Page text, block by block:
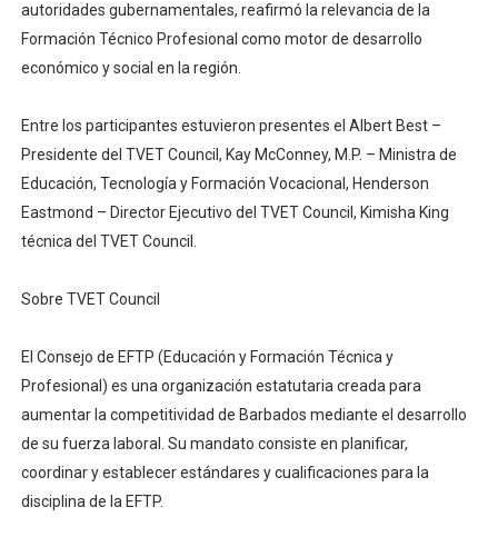
autoridades gubernamentales, reafirmó la relevancia de la
Formación Técnico Profesional como motor de desarrollo
económico y social en la región.
Entre los participantes estuvieron presentes el Albert Best –
Presidente del TVET Council, Kay McConney, M.P. – Ministra de
Educación, Tecnología y Formación Vocacional, Henderson
Eastmond – Director Ejecutivo del TVET Council, Kimisha King
técnica del TVET Council.
Sobre TVET Council
El Consejo de EFTP (Educación y Formación Técnica y
Profesional) es una organización estatutaria creada para
aumentar la competitividad de Barbados mediante el desarrollo
de su fuerza laboral. Su mandato consiste en planificar,
coordinar y establecer estándares y cualificaciones para la
disciplina de la EFTP.